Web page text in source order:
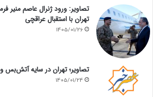
تصاویر: ورود ژنرال عاصم منیر
تهران با استقبال عراقچی
1405/01/26
تصاویر؛ تهران در سایه آتش‌بس
1405/01/24